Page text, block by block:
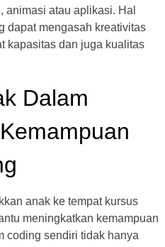
animasi atau aplikasi. Hal
dapat mengasah kreativitas
kapasitas dan juga kualitas
Dalam
anak ke tempat kursus
meningkatkan kemampuan
coding sendiri tidak hanya